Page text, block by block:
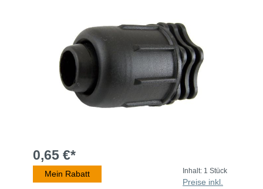
0,65 €*
Mein Rabatt Inhalt: 1 Stück
Preise inkl.